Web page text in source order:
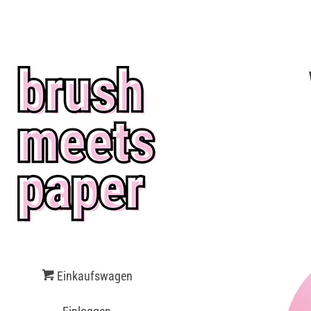
Einkaufswagen